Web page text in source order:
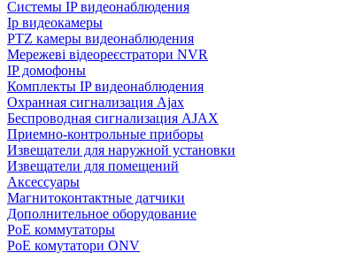
Системы IP видеонаблюдения
Ip видеокамеры
PTZ камеры видеонаблюдения
Мережеві відеореєстратори NVR
IP домофоны
Комплекты IP видеонаблюдения
Охранная сигнализация Ajax
Беспроводная сигнализация AJAX
Приемно-контрольные приборы
Извещатели для наружной установки
Извещатели для помещений
Аксессуары
Магнитоконтактные датчики
Дополнительное оборудование
PoE коммутаторы
PoE комутатори ONV